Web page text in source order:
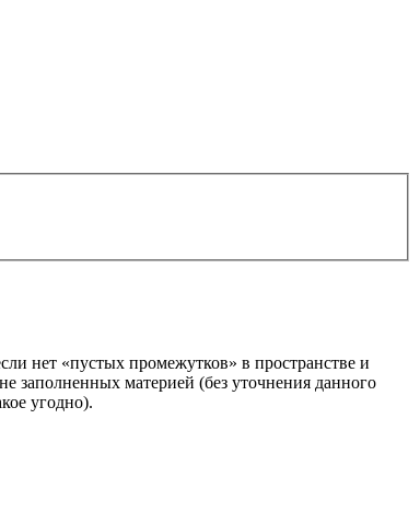
нет «пустых промежутков» в пространстве и
заполненных материей (без уточнения данного
угодно).